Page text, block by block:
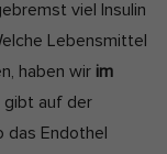
viel Insulin
Lebensmittel
haben wir im
gibt auf der
das Endothel